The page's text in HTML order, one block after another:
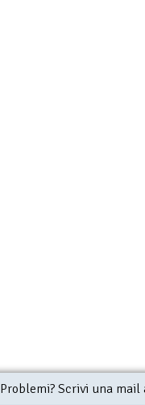
Problemi? Scrivi una